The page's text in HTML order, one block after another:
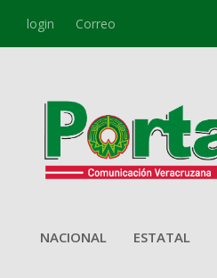
login Correo
NACIONAL ESTATAL